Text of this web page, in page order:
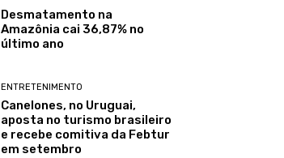
Desmatamento na
Amazônia cai 36,87% no
último ano
ENTRETENIMENTO
Canelones, no Uruguai,
aposta no turismo brasileiro
e recebe comitiva da Febtur
em setembro